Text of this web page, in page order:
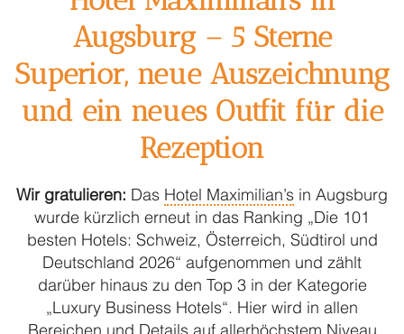
Das Beste aus zwei Welten
So läuft’s mit uns
Qualität ist das Gegenteil von Zufall
Baukastensystem
Never out of stock
Warum kein Online – Shop
Darum kein Leasing
WORLD OF ACP
Accessoires
Augsburg – 5 Sterne
Superior, neue Auszeichnung
und ein neues Outfit für die
Rezeption
Wir gratulieren: Das Hotel Maximilian’s in Augsburg
wurde kürzlich erneut in das Ranking „Die 101
besten Hotels: Schweiz, Österreich, Südtirol und
Deutschland 2026“ aufgenommen und zählt
darüber hinaus zu den Top 3 in der Kategorie
„Luxury Business Hotels“. Hier wird in allen